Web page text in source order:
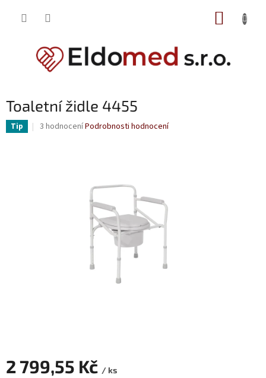
Toaletní židle 4455
Tip
Průměrné
3 hodnoceníPodrobnosti hodnocení
2 799,55 Kč / ks